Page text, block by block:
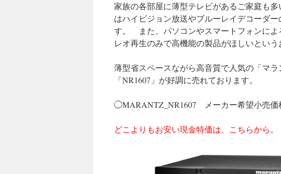
家族の各部屋に薄型テレビがあるご家庭も
はハイビジョン放送やブルーレイデコーダ
す。 また、パソコンやスマートフォンによ
レオ再生のみで高機能の製品がほしいという
薄型省スペースながら高音質で人気の「マラ
「NR1607」が好調に売れております。
◯MARANTZ_NR1607 メーカー希望小売
どこよりもお安い現金特価は、こちらか